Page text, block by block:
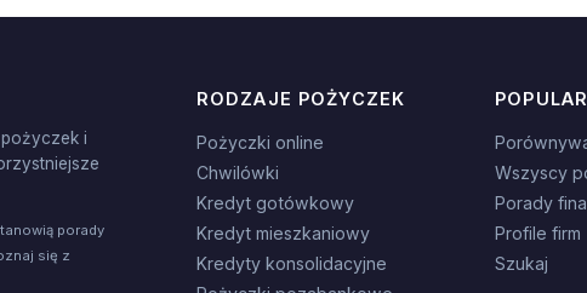
i
porady
się z
RODZAJE POŻYCZEK
Pożyczki online
Chwilówki
Kredyt gotówkowy
Kredyt mieszkaniowy
Kredyty konsolidacyjne
Wszyscy
Porady
Profile firm
Szukaj